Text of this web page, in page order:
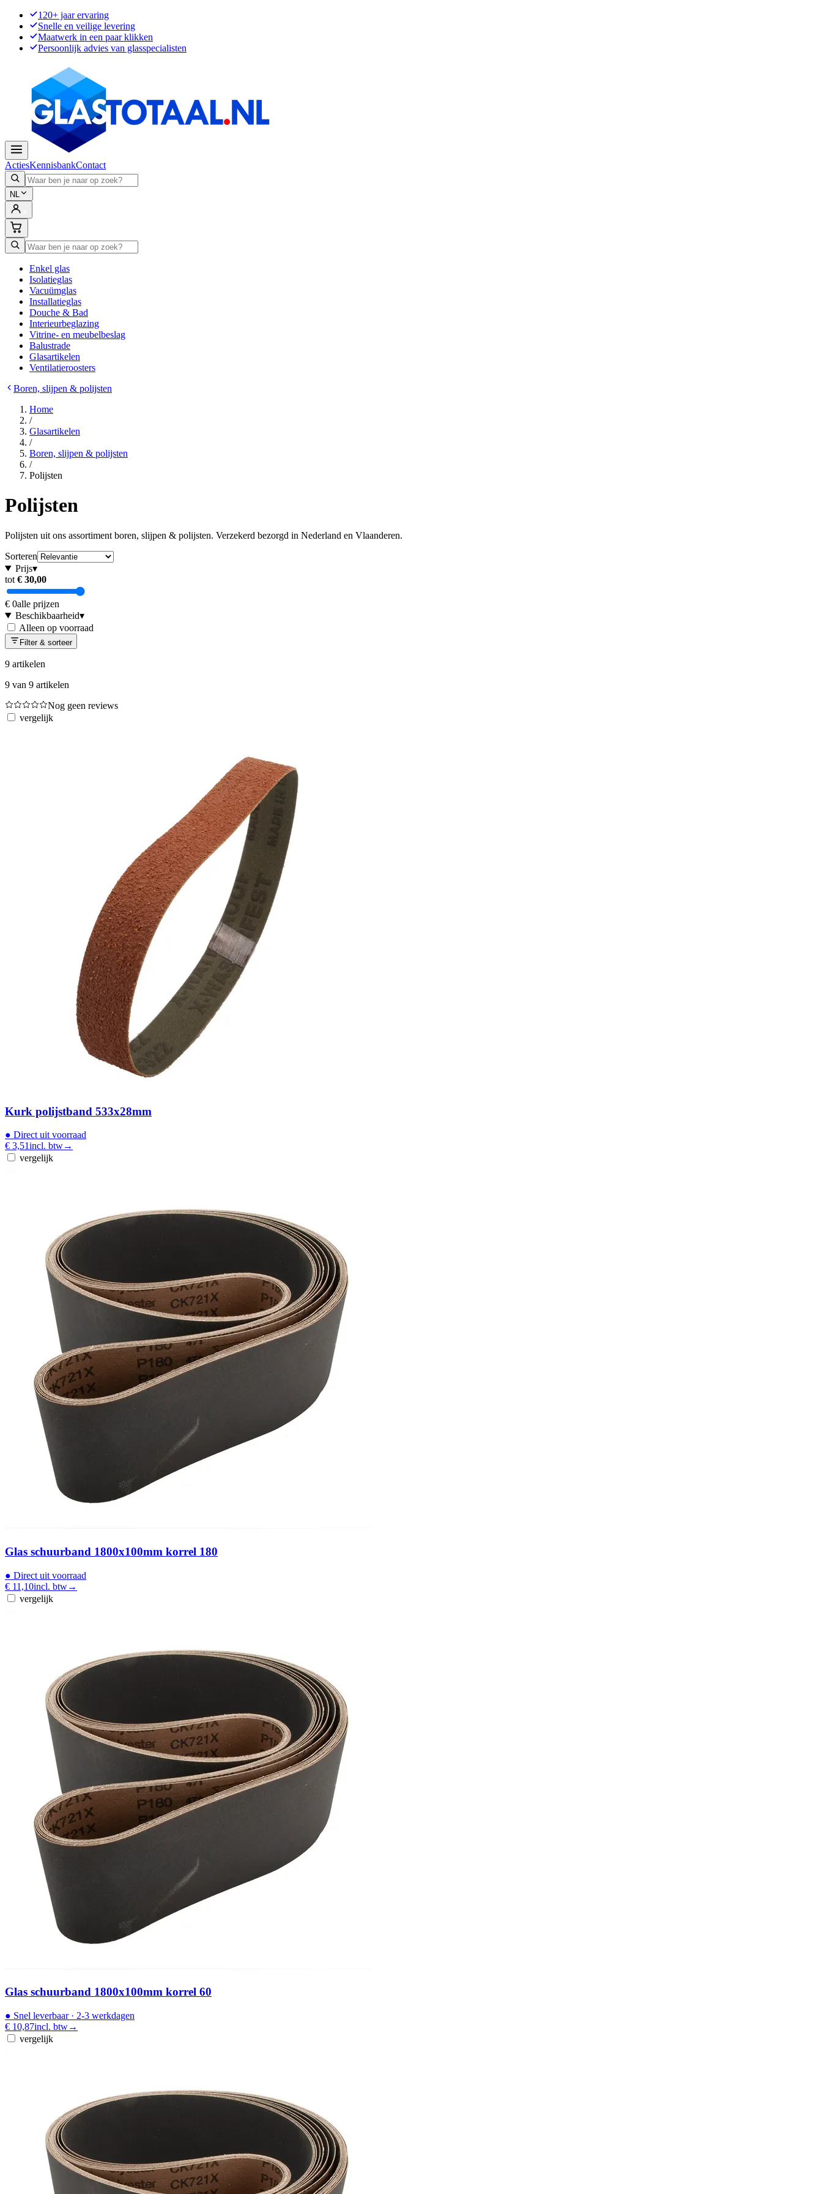
120+ jaar ervaring
Snelle en veilige levering
Maatwerk in een paar klikken
Persoonlijk advies van glasspecialisten
ActiesKennisbankContact
NL
Enkel glas
Isolatieglas
Vacuümglas
Installatieglas
Douche & Bad
Interieurbeglazing
Vitrine- en meubelbeslag
Balustrade
Glasartikelen
Ventilatieroosters
Boren, slijpen & polijsten
Home
/
Glasartikelen
/
Boren, slijpen & polijsten
/
Polijsten
Polijsten
Polijsten uit ons assortiment boren, slijpen & polijsten. Verzekerd bezorgd in Nederland en Vlaanderen.
Sorteren
Prijs▾
tot € 30,00
€ 0alle prijzen
Beschikbaarheid▾
Alleen op voorraad
Filter & sorteer
9 artikelen
9 van 9 artikelen
Nog geen reviews
vergelijk
Kurk polijstband 533x28mm
● Direct uit voorraad
€ 3,51incl. btw→
vergelijk
Glas schuurband 1800x100mm korrel 180
● Direct uit voorraad
€ 11,10incl. btw→
vergelijk
Glas schuurband 1800x100mm korrel 60
● Snel leverbaar· 2-3 werkdagen
€ 10,87incl. btw→
vergelijk